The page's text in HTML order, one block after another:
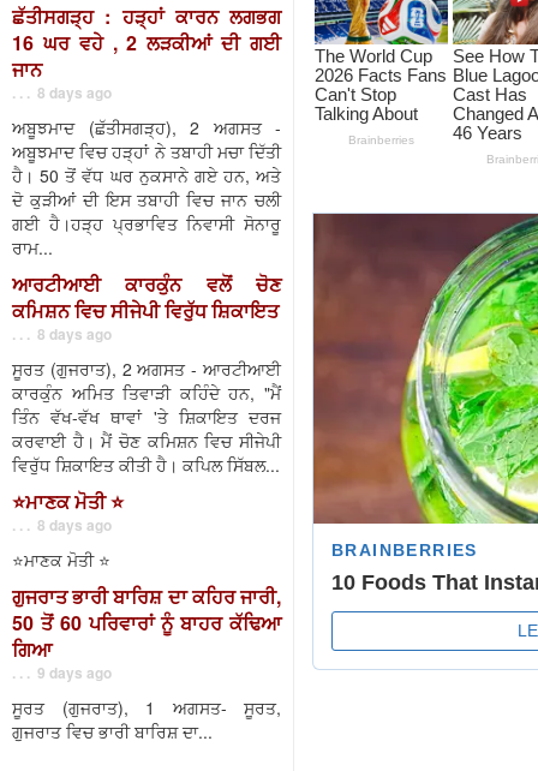
ਛੱਤੀਸਗੜ੍ਹ : ਹੜ੍ਹਾਂ ਕਾਰਨ ਲਗਭਗ
16 ਘਰ ਵਹੇ , 2 ਲੜਕੀਆਂ ਦੀ ਗਈ
ਜਾਨ
. . . 8 days ago
ਅਬੂਝਮਾਦ (ਛੱਤੀਸਗੜ੍ਹ), 2 ਅਗਸਤ -
ਅਬੂਝਮਾਦ ਵਿਚ ਹੜ੍ਹਾਂ ਨੇ ਤਬਾਹੀ ਮਚਾ ਦਿੱਤੀ
ਹੈ। 50 ਤੋਂ ਵੱਧ ਘਰ ਨੁਕਸਾਨੇ ਗਏ ਹਨ, ਅਤੇ
ਦੋ ਕੁੜੀਆਂ ਦੀ ਇਸ ਤਬਾਹੀ ਵਿਚ ਜਾਨ ਚਲੀ
ਗਈ ਹੈ।ਹੜ੍ਹ ਪ੍ਰਭਾਵਿਤ ਨਿਵਾਸੀ ਸੋਨਾਰੂ
ਰਾਮ...
ਆਰਟੀਆਈ ਕਾਰਕੁੰਨ ਵਲੋਂ ਚੋਣ
ਕਮਿਸ਼ਨ ਵਿਚ ਸੀਜੇਪੀ ਵਿਰੁੱਧ ਸ਼ਿਕਾਇਤ
. . . 8 days ago
ਸੂਰਤ (ਗੁਜਰਾਤ), 2 ਅਗਸਤ - ਆਰਟੀਆਈ
ਕਾਰਕੁੰਨ ਅਮਿਤ ਤਿਵਾੜੀ ਕਹਿੰਦੇ ਹਨ, "ਮੈਂ
ਤਿੰਨ ਵੱਖ-ਵੱਖ ਥਾਵਾਂ 'ਤੇ ਸ਼ਿਕਾਇਤ ਦਰਜ
ਕਰਵਾਈ ਹੈ। ਮੈਂ ਚੋਣ ਕਮਿਸ਼ਨ ਵਿਚ ਸੀਜੇਪੀ
ਵਿਰੁੱਧ ਸ਼ਿਕਾਇਤ ਕੀਤੀ ਹੈ। ਕਪਿਲ ਸਿੱਬਲ...
⭐️ਮਾਣਕ ਮੋਤੀ ⭐️
. . . 8 days ago
⭐️ਮਾਣਕ ਮੋਤੀ ⭐️
ਗੁਜਰਾਤ ਭਾਰੀ ਬਾਰਿਸ਼ ਦਾ ਕਹਿਰ ਜਾਰੀ,
50 ਤੋਂ 60 ਪਰਿਵਾਰਾਂ ਨੂੰ ਬਾਹਰ ਕੱਢਿਆ
ਗਿਆ
. . . 9 days ago
ਸੂਰਤ (ਗੁਜਰਾਤ), 1 ਅਗਸਤ- ਸੂਰਤ,
ਗੁਜਰਾਤ ਵਿਚ ਭਾਰੀ ਬਾਰਿਸ਼ ਦਾ...